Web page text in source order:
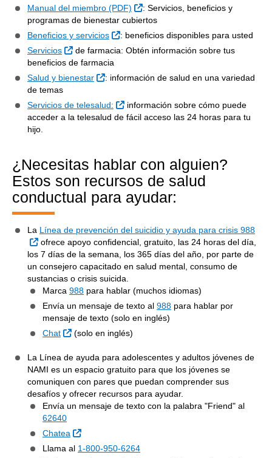
Manual del miembro (PDF) Sitio Externo
: Servicios, beneficios y
programas de bienestar cubiertos
Beneficios y servicios
Sitio Externo
: beneficios disponibles para usted
Servicios
Sitio Externo
de farmacia: Obtén información sobre tus
beneficios de farmacia
Salud y bienestar
Sitio Externo
: información de salud en una variedad
de temas
Servicios de telesalud:
Sitio Externo
información sobre cómo puede
acceder a la telesalud de fácil acceso las 24 horas para tu
hijo.
¿Necesitas hablar con alguien?
Estos son recursos de salud
conductual para ayudar:
La Línea de prevención del suicidio y ayuda para crisis 988
Sitio Externo
ofrece apoyo confidencial, gratuito, las 24 horas del día,
los 7 días de la semana, los 365 días del año, por parte de
un consejero capacitado en salud mental, consumo de
sustancias o crisis suicida.
Marca 988 para hablar (muchos idiomas)
Envía un mensaje de texto al 988 para hablar por
mensaje de texto (solo en inglés)
Chat
Sitio Externo
(solo en inglés)
La Línea de ayuda para adolescentes y adultos jóvenes de
NAMI es un espacio gratuito para que los jóvenes se
comuniquen con pares que puedan comprender sus
desafíos y ofrecer recursos para ayudar.
Envía un mensaje de texto con la palabra "Friend" al
62640
Chatea
Sitio Externo
Llama al 1-800-950-6264